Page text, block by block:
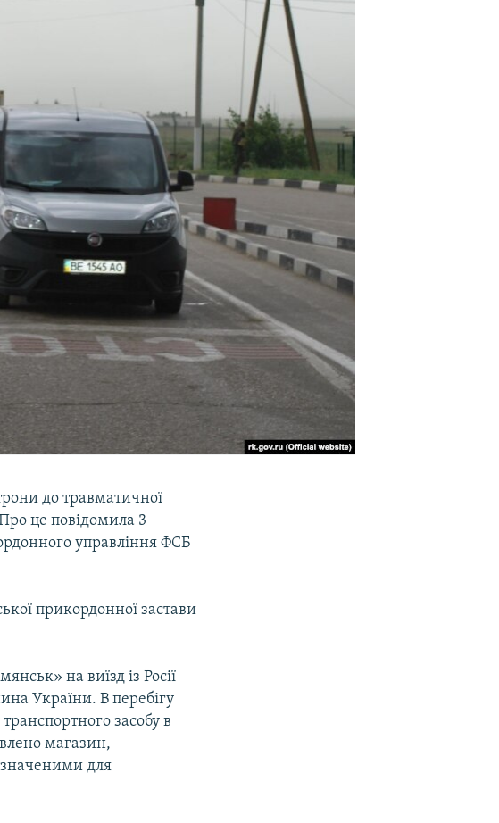
до травматичної
це повідомила 3
управління ФСБ
прикордонної застави
на виїзд із Росії
України. В перебігу
засобу в
магазин,
для